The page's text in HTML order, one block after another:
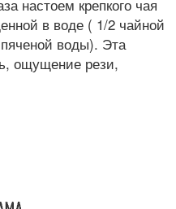
настоем крепкого чая
в воде ( 1/2 чайной
воды). Эта
ощущение рези,